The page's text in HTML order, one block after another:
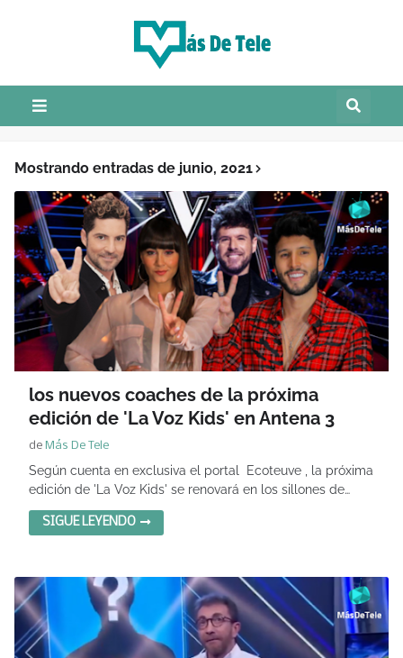
Mostrando entradas de junio, 2021
los nuevos coaches de la próxima
edición de 'La Voz Kids' en Antena 3
de Más De Tele
Según cuenta en exclusiva el portal Ecoteuve , la próxima
edición de 'La Voz Kids' se renovará en los sillones de…
SIGUE LEYENDO